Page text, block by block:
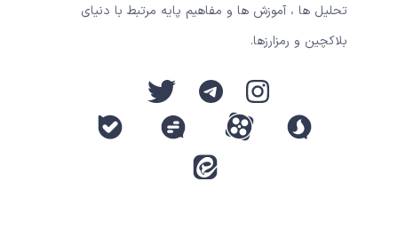
تحلیل ها ، آموزش ها و مفاهیم پایه مرتبط با دنیای
بلاکچین و رمزارزها.